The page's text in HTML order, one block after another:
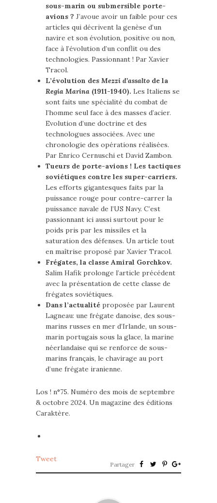
sous-marin ou submersible porte-
avions ? J’avoue avoir un faible pour ces
articles qui décrivent la genèse d’un
navire et son évolution, positive ou non,
face à l’évolution d’un conflit ou des
technologies. Passionnant ! Par Xavier
Tracol.
L’évolution des Mezzi d’assalto de la
Regia Marina (1911-1940). Les Italiens se
sont faits une spécialité du combat de
l’homme seul face à des masses d’acier.
Evolution d’une doctrine et des
technologues associées. Avec une
chronologie des opérations réalisées.
Par Enrico Cernuschi et David Zambon.
Tueurs de porte-avions ! Les tactiques
soviétiques contre les super-carriers.
Les efforts gigantesques faits par la
puissance rouge pour contre-carrer la
puissance navale de l’US Navy. C’est
passionnant ici aussi surtout pour le
poids pris par les missiles et la
saturation des défenses. Un article tout
en maîtrise proposé par Xavier Tracol.
Frégates, la classe Amiral Gorchkov.
Salim Hafik prolonge l’article précédent
avec la présentation de cette classe de
frégates soviétiques.
Dans l’actualité proposée par Laurent
Lagneau: une frégate danoise, des sous-
marins russes en mer d’Irlande, un sous-
marin portugais sous la glace, la marine
néerlandaise qui se renforce de sous-
marins français, le chavirage au port
d’une frégate iranienne.
Los ! n°75. Numéro des mois de septembre
& octobre 2024. Un magazine des éditions
Caraktère.
Tweet
Partager